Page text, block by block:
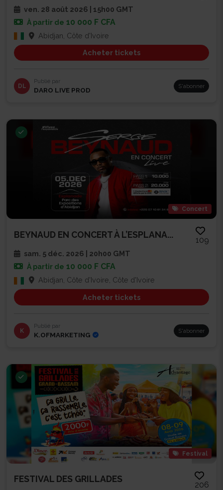
ven. 28 août 2026 | 15h00 GMT
À partir de 10 000 F CFA
Abidjan, Côte d'Ivoire
Acheter tickets
DL
Publié par
DARO LIVE PROD S'abonner
Concert
BEYNAUD EN CONCERT À L’ESPLANA...
109
sam. 5 déc. 2026 | 20h00 GMT
À partir de 10 000 F CFA
Abidjan, Côte d'Ivoire, Côte d'Ivoire
Acheter tickets
K
Publié par
K.OFMARKETING S'abonner
Festival
FESTIVAL DES GRILLADES
206